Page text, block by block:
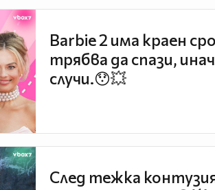
Barbie 2 има краен
трябва да спази,
случи.😯💥
След тежка